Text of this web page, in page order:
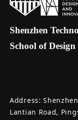
Shenzhen
School of
Address:
Lantian Road,